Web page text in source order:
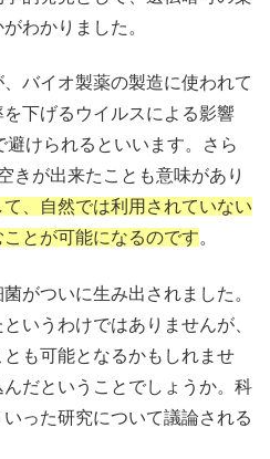
わかりました。
バイオ製薬の製造に使われて
下げるウイルスによる影響
けられるといいます。さら
きが出来たことも意味があり
、自然では利用されていない
とが可能になるのです。
がついに生み出されました。
いうわけではありませんが、
も可能となるかもしれませ
だということでしょうか。科
った研究について議論される